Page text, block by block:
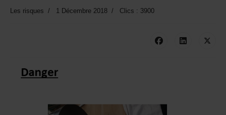
Les risques 1 Décembre 2018 Clics : 3900